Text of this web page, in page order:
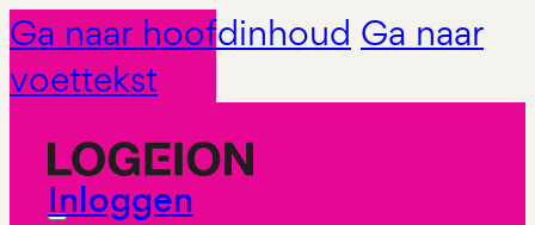
Ga naar hoofdinhoud Ga naar
voettekst
Inloggen